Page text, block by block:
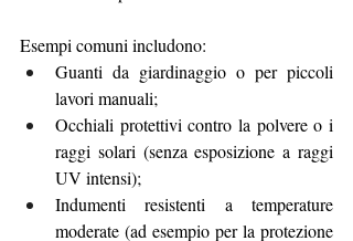
Esempi comuni includono:
Guanti da giardinaggio o per piccoli
lavori manuali;
Occhiali protettivi contro la polvere o i
raggi solari (senza esposizione a raggi
UV intensi);
Indumenti resistenti a temperature
moderate (ad esempio per la protezione